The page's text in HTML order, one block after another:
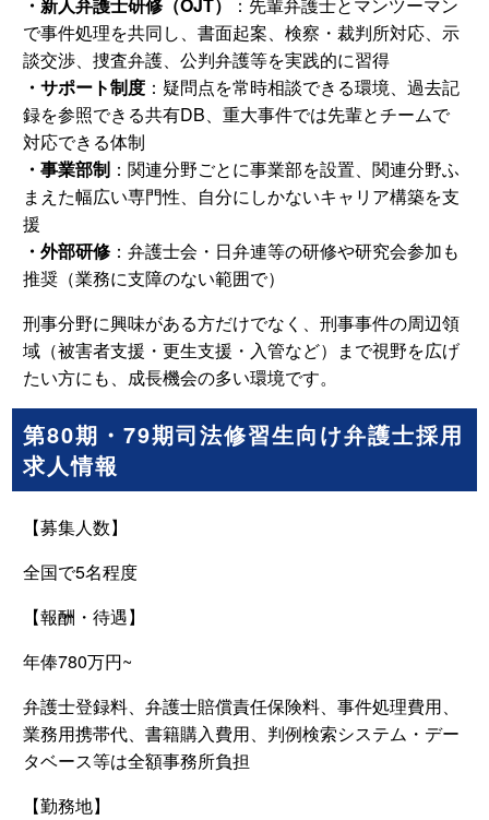
・新人弁護士研修（OJT）
：先輩弁護士とマンツーマン
で事件処理を共同し、書面起案、検察・裁判所対応、示
談交渉、捜査弁護、公判弁護等を実践的に習得
・サポート制度 ：疑問点を常時相談できる環境、過去記
録を参照できる共有DB、重大事件では先輩とチームで
対応できる体制
・事業部制 ：関連分野ごとに事業部を設置、関連分野ふ
まえた幅広い専門性、自分にしかないキャリア構築を支
援
・外部研修 ：弁護士会・日弁連等の研修や研究会参加も
推奨（業務に支障のない範囲で）
刑事分野に興味がある方だけでなく、刑事事件の周辺領
域（被害者支援・更生支援・入管など）まで視野を広げ
たい方にも、成長機会の多い環境です。
第80期・79期司法修習生向け弁護士採用
求人情報
【募集人数】
全国で5名程度
【報酬・待遇】
年俸780万円~
弁護士登録料、弁護士賠償責任保険料、事件処理費用、
業務用携帯代、書籍購入費用、判例検索システム・デー
タベース等は全額事務所負担
【勤務地】